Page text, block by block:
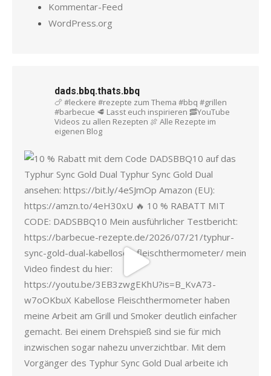
Kommentar-Feed
WordPress.org
dads.bbq.thats.bbq
🍗 #leckere #rezepte zum Thema #bbq #grillen
#barbecue 🥩 Lasst euch inspirieren 🥓YouTube
Videos zu allen Rezepten 🍖 Alle Rezepte im
eigenen Blog